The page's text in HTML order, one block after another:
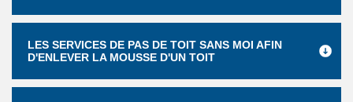
LES SERVICES DE PAS DE TOIT SANS MOI AFIN
D'ENLEVER LA MOUSSE D'UN TOIT